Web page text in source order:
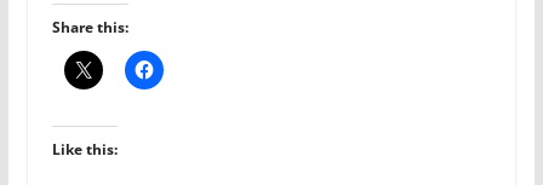
Share this:
Like this: